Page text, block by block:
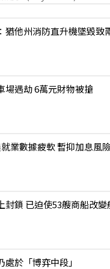
猶他州消防直升機墜毀致
場遇劫 6萬元財物被搶
業數據疲軟 暫抑加息風險
封鎖 已迫使53艘商船改變
於「博弈中段」